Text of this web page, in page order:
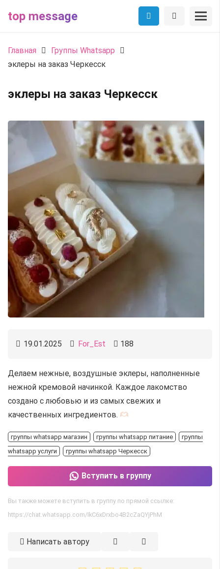
top message
Главная
Группы Whatsapp
эклеры на заказ Черкесск
эклеры на заказ Черкесск
19.01.2025 For_Est 188
Делаем нежные, воздушные эклеры, наполненные
нежной кремовой начинкой. Каждое лакомство
создано с любовью и из самых свежих и
качественных ингредиентов.
группы whatsapp магазин группы whatsapp питание
группы
whatsapp услуги
группы whatsapp Черкесск
Вступить в группу
Вы также можете вступить в группу по прямой ссылке:
https://chat.whatsapp.com/IkC6xDrxbo4B2cZaQYjPhM
Написать автору